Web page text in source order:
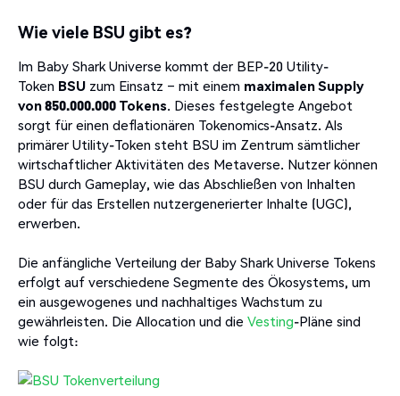
Wie viele BSU gibt es?
Im Baby Shark Universe kommt der BEP-20 Utility-
Token BSU zum Einsatz – mit einem maximalen Supply
von 850.000.000 Tokens. Dieses festgelegte Angebot
sorgt für einen deflationären Tokenomics-Ansatz. Als
primärer Utility-Token steht BSU im Zentrum sämtlicher
wirtschaftlicher Aktivitäten des Metaverse. Nutzer können
BSU durch Gameplay, wie das Abschließen von Inhalten
oder für das Erstellen nutzergenerierter Inhalte (UGC),
erwerben.
Die anfängliche Verteilung der Baby Shark Universe Tokens
erfolgt auf verschiedene Segmente des Ökosystems, um
ein ausgewogenes und nachhaltiges Wachstum zu
gewährleisten. Die Allocation und die Vesting-Pläne sind
wie folgt: